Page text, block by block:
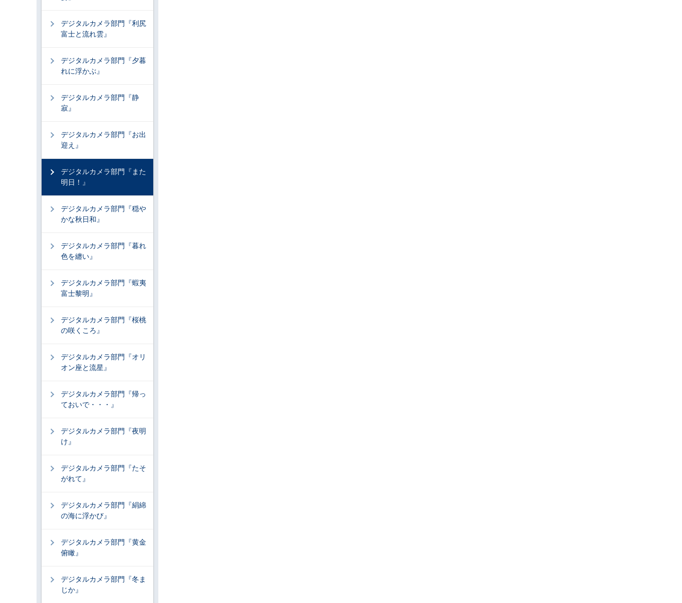
デジタルカメラ部門『利尻
富士と流れ雲』
デジタルカメラ部門『夕暮
れに浮かぶ』
デジタルカメラ部門『静
寂』
デジタルカメラ部門『お出
迎え』
デジタルカメラ部門『また
明日！』
デジタルカメラ部門『穏や
かな秋日和』
デジタルカメラ部門『暮れ
色を纏い』
デジタルカメラ部門『蝦夷
富士黎明』
デジタルカメラ部門『桜桃
の咲くころ』
デジタルカメラ部門『オリ
オン座と流星』
デジタルカメラ部門『帰っ
ておいで・・・』
デジタルカメラ部門『夜明
け』
デジタルカメラ部門『たそ
がれて』
デジタルカメラ部門『絹綿
の海に浮かび』
デジタルカメラ部門『黄金
俯瞰』
デジタルカメラ部門『冬ま
じか』